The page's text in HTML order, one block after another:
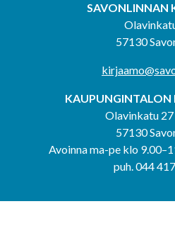
SAVONLINNAN
57130
KAUPUNGINTALON
Olavinkatu 27
57130
Avoinna ma-pe klo
puh. 044